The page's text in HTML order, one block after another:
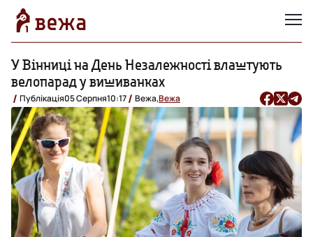
У Вінниці на День Незалежності влаштують
велопарад у вишиванках
Публікація05 Серпня10:17 Вежа,Вежа